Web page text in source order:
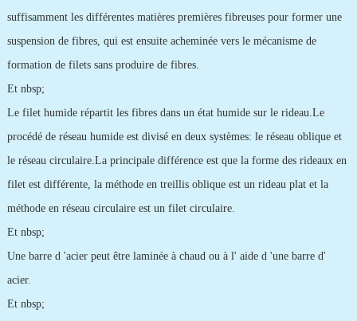
suffisamment les différentes matières premières fibreuses pour former une
suspension de fibres, qui est ensuite acheminée vers le mécanisme de
formation de filets sans produire de fibres.
Et nbsp;
Le filet humide répartit les fibres dans un état humide sur le rideau.Le
procédé de réseau humide est divisé en deux systèmes: le réseau oblique et
le réseau circulaire.La principale différence est que la forme des rideaux en
filet est différente, la méthode en treillis oblique est un rideau plat et la
méthode en réseau circulaire est un filet circulaire.
Et nbsp;
Une barre d 'acier peut être laminée à chaud ou à l' aide d 'une barre d'
acier.
Et nbsp;